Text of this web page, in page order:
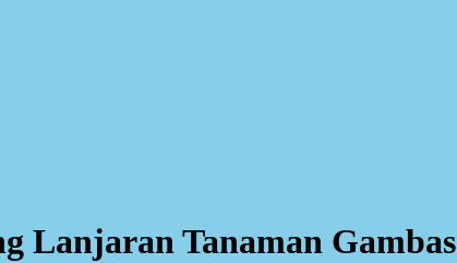
Lanjaran Tanaman Gambas